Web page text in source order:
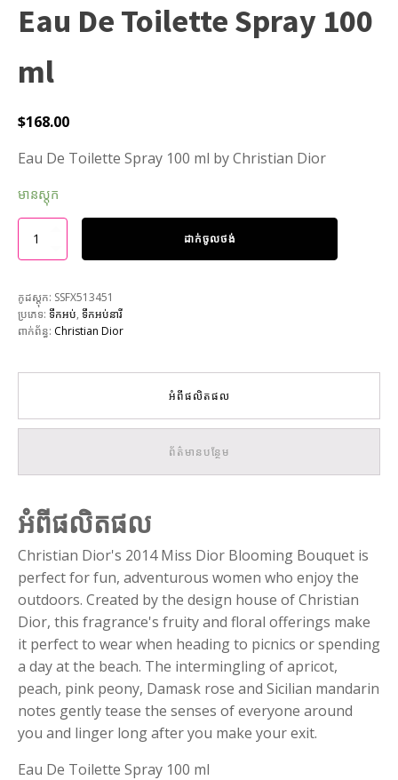
Eau De Toilette Spray 100
ml
$168.00
Eau De Toilette Spray 100 ml by Christian Dior
មានស្តុក
ដាក់ចូលថង់
កូដស្តុក: SSFX513451
ប្រភេទ: ទឹកអប់, ទឹកអប់នារី
ពាក់ព័ន្ធ: Christian Dior
អំពីផលិតផល
ព័ត៌មានបន្ថែម
អំពីផលិតផល
Christian Dior's 2014 Miss Dior Blooming Bouquet is
perfect for fun, adventurous women who enjoy the
outdoors. Created by the design house of Christian
Dior, this fragrance's fruity and floral offerings make
it perfect to wear when heading to picnics or spending
a day at the beach. The intermingling of apricot,
peach, pink peony, Damask rose and Sicilian mandarin
notes gently tease the senses of everyone around
you and linger long after you make your exit.
Eau De Toilette Spray 100 ml